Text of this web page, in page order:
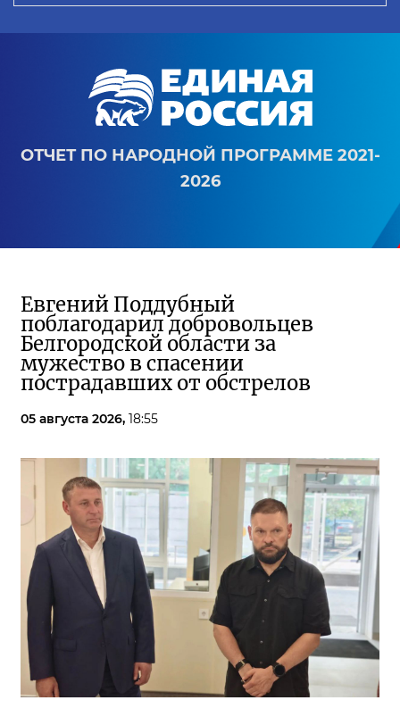
ОТЧЕТ ПО НАРОДНОЙ ПРОГРАММЕ 2021-
2026
Евгений Поддубный
поблагодарил добровольцев
Белгородской области за
мужество в спасении
пострадавших от обстрелов
05 августа 2026, 18:55